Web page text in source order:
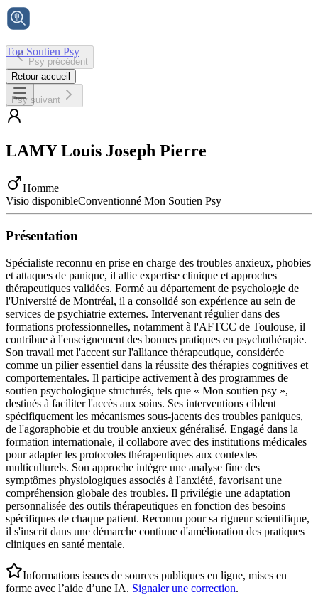
Ton Soutien Psy
Accueil
Psy précédent
Retour accueil
Psy suivant
LAMY Louis Joseph Pierre
Homme
Visio disponibleConventionné Mon Soutien Psy
Présentation
Spécialiste reconnu en prise en charge des troubles anxieux, phobies
et attaques de panique, il allie expertise clinique et approches
thérapeutiques validées. Formé au département de psychologie de
l'Université de Montréal, il a consolidé son expérience au sein de
services de psychiatrie externes. Intervenant régulier dans des
formations professionnelles, notamment à l'AFTCC de Toulouse, il
contribue à l'enseignement des bonnes pratiques en psychothérapie.
Son travail met l'accent sur l'alliance thérapeutique, considérée
comme un pilier essentiel dans la réussite des thérapies cognitives et
comportementales. Il participe activement à des programmes de
soutien psychologique structurés, tels que « Mon soutien psy »,
destinés à faciliter l'accès aux soins. Ses interventions ciblent
spécifiquement les mécanismes sous-jacents des troubles paniques,
de l'agoraphobie et du trouble anxieux généralisé. Engagé dans la
formation internationale, il collabore avec des institutions médicales
pour adapter les protocoles thérapeutiques aux contextes
multiculturels. Son approche intègre une analyse fine des
symptômes physiologiques associés à l'anxiété, favorisant une
compréhension globale des troubles. Il privilégie une adaptation
personnalisée des outils thérapeutiques en fonction des besoins
spécifiques de chaque patient. Reconnu pour sa rigueur scientifique,
il s'inscrit dans une démarche continue d'amélioration des pratiques
cliniques en santé mentale.
Informations issues de sources publiques en ligne, mises en
forme avec l’aide d’une IA. Signaler une correction.